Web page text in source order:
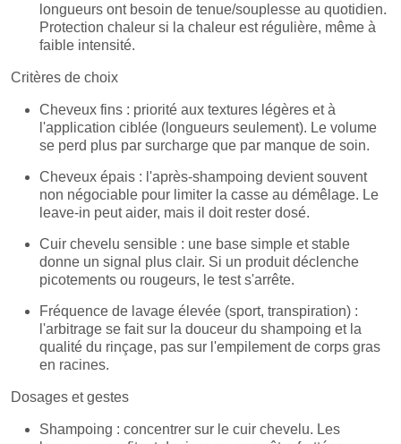
longueurs ont besoin de tenue/souplesse au quotidien.
Protection chaleur si la chaleur est régulière, même à
faible intensité.
Critères de choix
Cheveux fins : priorité aux textures légères et à
l'application ciblée (longueurs seulement). Le volume
se perd plus par surcharge que par manque de soin.
Cheveux épais : l'après-shampoing devient souvent
non négociable pour limiter la casse au démêlage. Le
leave-in peut aider, mais il doit rester dosé.
Cuir chevelu sensible : une base simple et stable
donne un signal plus clair. Si un produit déclenche
picotements ou rougeurs, le test s'arrête.
Fréquence de lavage élevée (sport, transpiration) :
l'arbitrage se fait sur la douceur du shampoing et la
qualité du rinçage, pas sur l'empilement de corps gras
en racines.
Dosages et gestes
Shampoing : concentrer sur le cuir chevelu. Les